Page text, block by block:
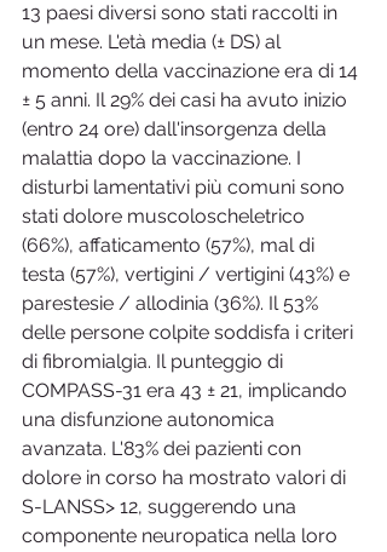
13 paesi diversi sono stati raccolti in
un mese. L'età media (± DS) al
momento della vaccinazione era di 14
± 5 ​​anni. Il 29% dei casi ha avuto inizio
(entro 24 ore) dall'insorgenza della
malattia dopo la vaccinazione. I
disturbi lamentativi più comuni sono
stati dolore muscoloscheletrico
(66%), affaticamento (57%), mal di
testa (57%), vertigini / vertigini (43%) e
parestesie / allodinia (36%). Il 53%
delle persone colpite soddisfa i criteri
di fibromialgia. Il punteggio di
COMPASS-31 era 43 ± 21, implicando
una disfunzione autonomica
avanzata. L'83% dei pazienti con
dolore in corso ha mostrato valori di
S-LANSS> 12, suggerendo una
componente neuropatica nella loro